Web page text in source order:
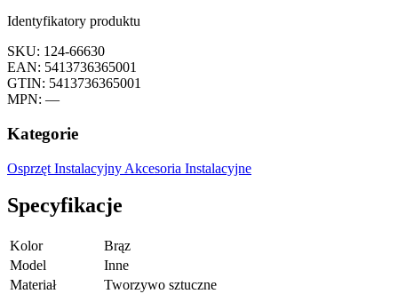
Identyfikatory produktu
SKU: 124-66630
EAN: 5413736365001
GTIN: 5413736365001
MPN: —
Kategorie
Osprzęt Instalacyjny Akcesoria Instalacyjne
Specyfikacje
Kolor
Brąz
Model
Inne
Materiał
Tworzywo sztuczne